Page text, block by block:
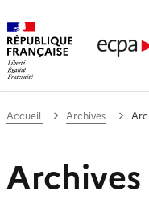
de
Accueil Archives
Archives